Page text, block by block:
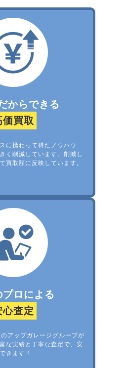
からできる
価買取
に携わって得たノウハウ
く削減しています。削減し
買取額に反映しています。
プロによる
心査定
アップガレージグループが
な実績と丁寧な査定で、安
きます！